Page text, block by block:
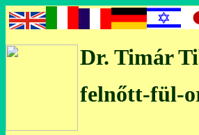
Dr. Timár
felnőtt-fül-